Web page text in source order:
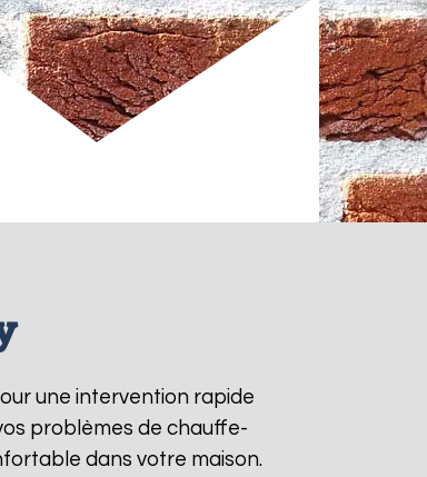
une intervention rapide
problèmes de chauffe-
dans votre maison.